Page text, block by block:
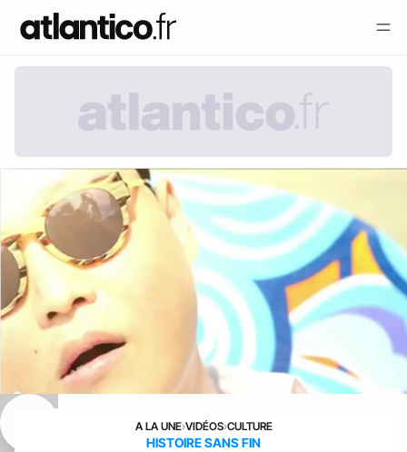
A LA UNE›VIDÉOS›CULTURE
HISTOIRE SANS FIN